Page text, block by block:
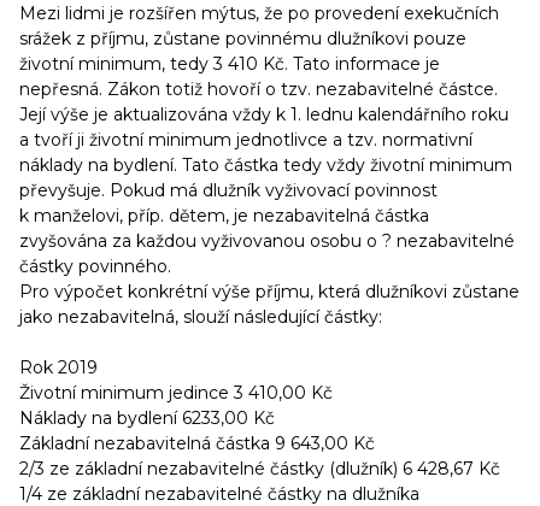
Mezi lidmi je rozšířen mýtus, že po provedení exekučních
srážek z příjmu, zůstane povinnému dlužníkovi pouze
životní minimum, tedy 3 410 Kč. Tato informace je
nepřesná. Zákon totiž hovoří o tzv. nezabavitelné částce.
Její výše je aktualizována vždy k 1. lednu kalendářního roku
a tvoří ji životní minimum jednotlivce a tzv. normativní
náklady na bydlení. Tato částka tedy vždy životní minimum
převyšuje. Pokud má dlužník vyživovací povinnost
k manželovi, příp. dětem, je nezabavitelná částka
zvyšována za každou vyživovanou osobu o ? nezabavitelné
částky povinného.
Pro výpočet konkrétní výše příjmu, která dlužníkovi zůstane
jako nezabavitelná, slouží následující částky:
Rok 2019
Životní minimum jedince 3 410,00 Kč
Náklady na bydlení 6233,00 Kč
Základní nezabavitelná částka 9 643,00 Kč
2/3 ze základní nezabavitelné částky (dlužník) 6 428,67 Kč
1/4 ze základní nezabavitelné částky na dlužníka